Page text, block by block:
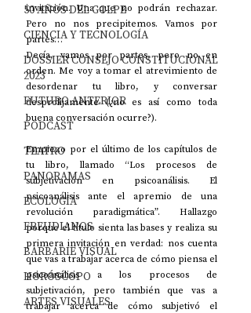
50 AÑOS DEL GOLPE
CIENCIA Y TECNOLOGÍA
DOSSIER CONSEJO CONSTITUCIONAL
2023
FUTURO ANTERIOR
PODCAST
TEATRO
PANORAMAS
ECOLOGÍA
FREUDIANOS
BARBARIE VISUAL
HORÓSCOPO
ARTES VISUALES
invitación. Una que no podrán rechazar.
Pero no nos precipitemos. Vamos por
partes…
Decía, vamos por partes, pero no en
orden. Me voy a tomar el atrevimiento de
desordenar tu libro, y conversar
desprolijamente (¿no es así como toda
buena conversación ocurre?).
Empiezo por el último de los capítulos de
tu libro, llamado “Los procesos de
subjetivación en psicoanálisis. El
psicoanálisis ante el apremio de una
revolución paradigmática”. Hallazgo
porque el título sienta las bases y realiza su
primera invitación en verdad: nos cuenta
que vas a trabajar acerca de cómo piensa el
psicoanálisis a los procesos de
subjetivación, pero también que vas a
trabajar acerca de cómo subjetivó el